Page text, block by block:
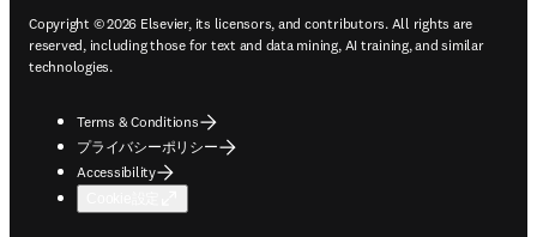
Copyright © 2026 Elsevier, its licensors, and contributors. All rights are
reserved, including those for text and data mining, AI training, and similar
technologies.
Terms & Conditions
プライバシーポリシー
Accessibility